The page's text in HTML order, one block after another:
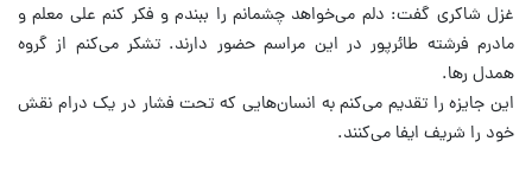
غزل شاکری گفت: دلم می‌خواهد چشمانم را ببندم و فکر کنم علی معلم و
مادرم فرشته طائرپور در این مراسم حضور دارند. تشکر می‌کنم از گروه
همدل رها.
این جایزه را تقدیم می‌کنم به انسان‌هایی که تحت فشار در یک درام نقش
خود را شریف ایفا می‌کنند.